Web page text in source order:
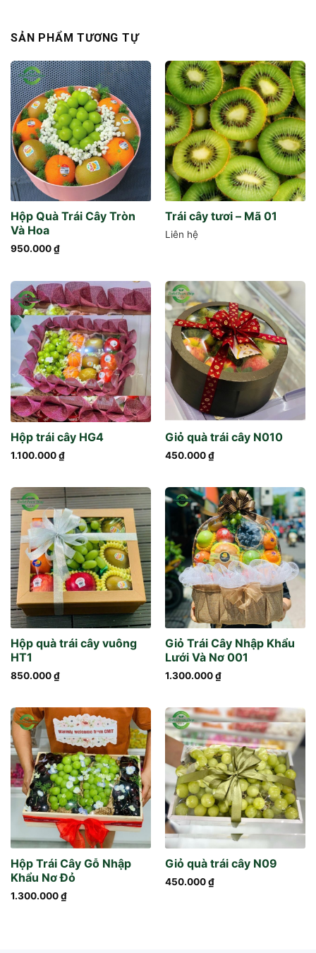
SẢN PHẨM TƯƠNG TỰ
Hộp Quà Trái Cây Tròn
Và Hoa
950.000₫
Trái cây tươi – Mã 01
Liên hệ
Hộp trái cây HG4
1.100.000₫
Giỏ quà trái cây N010
450.000₫
Hộp quà trái cây vuông
HT1
850.000₫
Giỏ Trái Cây Nhập Khẩu
Lưới Và Nơ 001
1.300.000₫
Hộp Trái Cây Gỗ Nhập
Khẩu Nơ Đỏ
1.300.000₫
Giỏ quà trái cây N09
450.000₫